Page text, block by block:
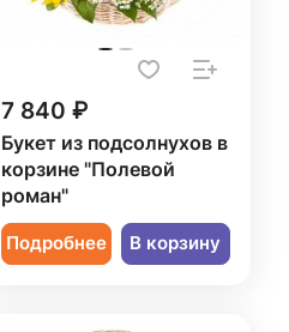
7 840 ₽
Букет из подсолнухов в
корзине "Полевой
роман"
Подробнее В корзину